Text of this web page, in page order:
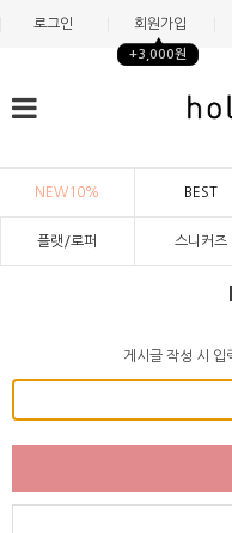
로그인 회원가입
+3,000원
NEW10% BEST
플랫/로퍼 스니커즈
게시글 작성 시 입